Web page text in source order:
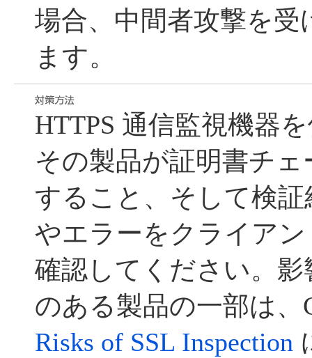
場合、中間者攻撃を受
ます。
HTTPS 通信監視機器
その製品が証明書チ
すること、そして検
やエラーをクライア
確認してください。
のある製品の一部は、
Risks of SSL Inspection